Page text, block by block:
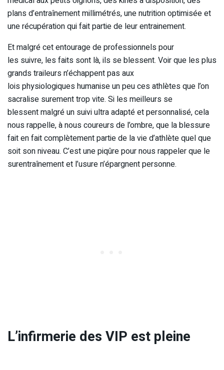
plans d’entraînement millimétrés, une nutrition optimisée et
une récupération qui fait partie de leur entrainement.
Et malgré cet entourage de professionnels pour
les suivre, les faits sont là, ils se blessent. Voir que les plus
grands traileurs n’échappent pas aux
lois physiologiques humanise un peu ces athlètes que l’on
sacralise surement trop vite. Si les meilleurs se
blessent malgré un suivi ultra adapté et personnalisé, cela
nous rappelle, à nous coureurs de l’ombre, que la blessure
fait en fait complètement partie de la vie d’athlète quel que
soit son niveau. C’est une piqûre pour nous rappeler que le
surentraînement et l’usure n’épargnent personne.
L’infirmerie des VIP est pleine